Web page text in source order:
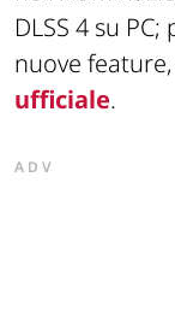
DLSS 4 su
nuove
ufficiale.
ADV